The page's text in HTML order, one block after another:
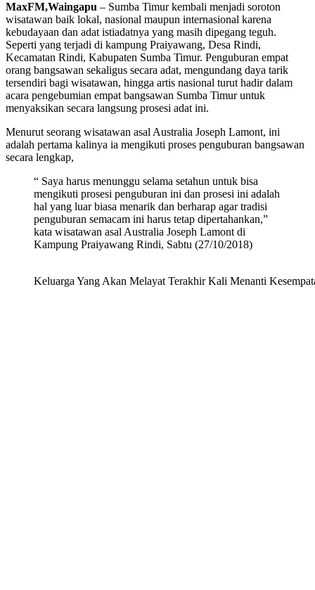
MaxFM,Waingapu – Sumba Timur kembali menjadi soroton
wisatawan baik lokal, nasional maupun internasional karena
kebudayaan dan adat istiadatnya yang masih dipegang teguh.
Seperti yang terjadi di kampung Praiyawang, Desa Rindi,
Kecamatan Rindi, Kabupaten Sumba Timur. Penguburan empat
orang bangsawan sekaligus secara adat, mengundang daya tarik
tersendiri bagi wisatawan, hingga artis nasional turut hadir dalam
acara pengebumian empat bangsawan Sumba Timur untuk
menyaksikan secara langsung prosesi adat ini.
Menurut seorang wisatawan asal Australia Joseph Lamont, ini
adalah pertama kalinya ia mengikuti proses penguburan bangsawan
secara lengkap,
“ Saya harus menunggu selama setahun untuk bisa
mengikuti prosesi penguburan ini dan prosesi ini adalah
hal yang luar biasa menarik dan berharap agar tradisi
penguburan semacam ini harus tetap dipertahankan,”
kata wisatawan asal Australia Joseph Lamont di
Kampung Praiyawang Rindi, Sabtu (27/10/2018)
Keluarga Yang Akan Melayat Terakhir Kali Menanti